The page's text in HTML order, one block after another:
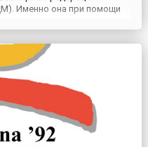
Именно она при помощи
организатором
Целью первых
коммунистического